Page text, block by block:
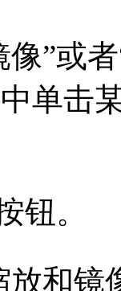
”或
单击
钮。
放和镜